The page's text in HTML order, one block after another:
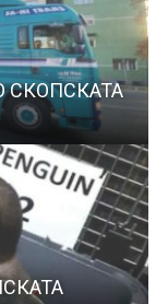
СКОПСКАТА